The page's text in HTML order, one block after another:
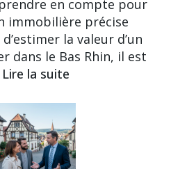
en compte pour
immobilière précise
d’estimer la valeur d’un
dans le Bas Rhin, il est
Lire la suite